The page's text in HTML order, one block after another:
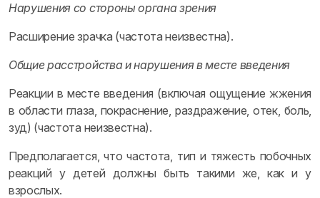
Нарушения со стороны органа зрения
Расширение зрачка (частота неизвестна).
Общие расстройства и нарушения в месте введения
Реакции в месте введения (включая ощущение жжения
в области глаза, покраснение, раздражение, отек, боль,
зуд) (частота неизвестна).
Предполагается, что частота, тип и тяжесть побочных
реакций у детей должны быть такими же, как и у
взрослых.